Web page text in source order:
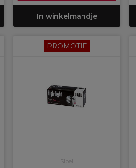
In winkelmandje
PROMOTIE
Sibel